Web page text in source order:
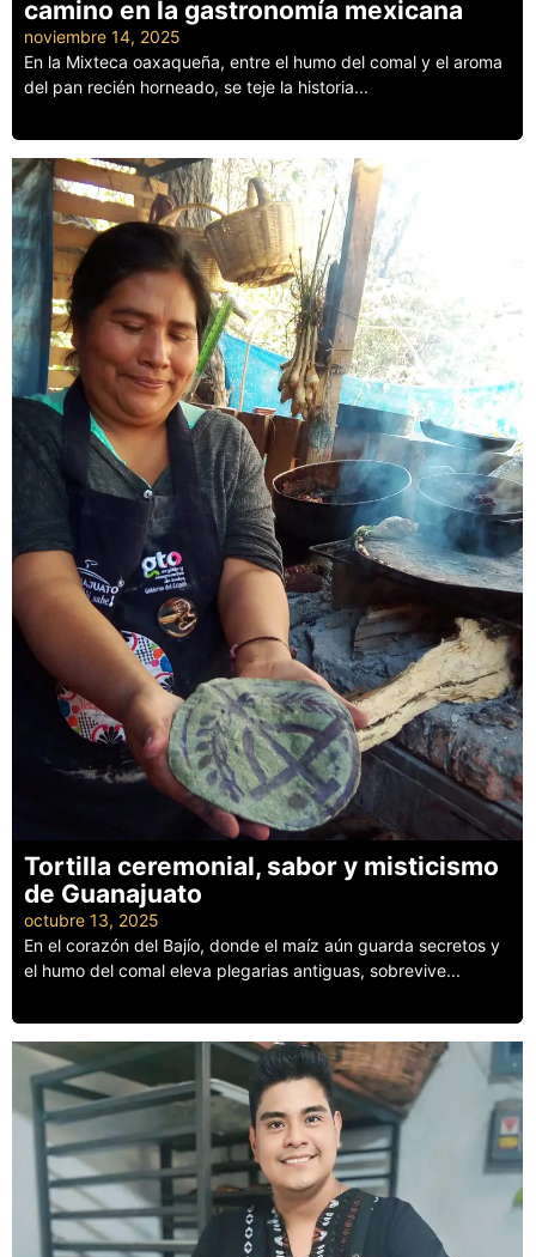
camino en la gastronomía mexicana
noviembre 14, 2025
En la Mixteca oaxaqueña, entre el humo del comal y el aroma
del pan recién horneado, se teje la historia...
Tortilla ceremonial, sabor y misticismo
de Guanajuato
octubre 13, 2025
En el corazón del Bajío, donde el maíz aún guarda secretos y
el humo del comal eleva plegarias antiguas, sobrevive...